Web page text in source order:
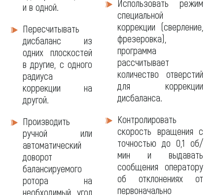
и в одной.
Пересчитывать
дисбаланс из
одних плоскостей
в другие, с одного
радиуса
коррекции на
другой.
Производить
ручной или
автоматический
доворот
балансируемого
ротора на
необходимый угол
Использовать режим
специальной
коррекции (сверление,
фрезеровка),
программа
рассчитывает
количество отверстий
для коррекции
дисбаланса.
Контролировать
скорость вращения с
точностью до 0,1 об/
мин и выдавать
сообщения оператору
об отклонениях от
первоначально